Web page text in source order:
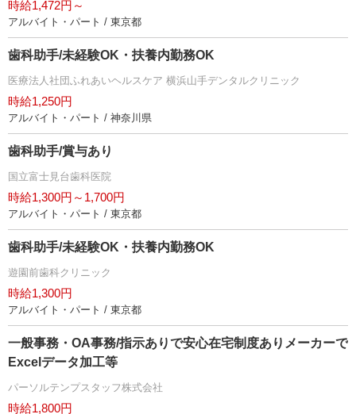
時給1,472円～
アルバイト・パート / 東京都
歯科助手/未経験OK・扶養内勤務OK
医療法人社団ふれあいヘルスケア 横浜山手デンタルクリニック
時給1,250円
アルバイト・パート / 神奈川県
歯科助手/賞与あり
国立富士見台歯科医院
時給1,300円～1,700円
アルバイト・パート / 東京都
歯科助手/未経験OK・扶養内勤務OK
遊園前歯科クリニック
時給1,300円
アルバイト・パート / 東京都
一般事務・OA事務/指示ありで安心在宅制度ありメーカーで
Excelデータ加工等
パーソルテンプスタッフ株式会社
時給1,800円